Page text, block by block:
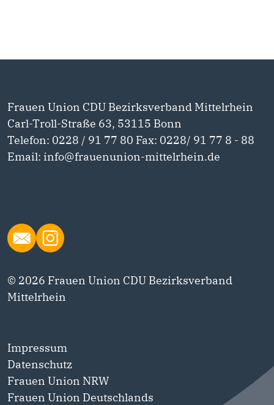
Frauen Union CDU Bezirksverband Mittelrhein
Carl-Troll-Straße 63, 53115 Bonn
Telefon: 0228 / 91 77 80 Fax: 0228/ 91 77 8 - 88
Email: info@frauenunion-mittelrhein.de
© 2026 Frauen Union CDU Bezirksverband
Mittelrhein
Impressum
Datenschutz
Frauen Union NRW
Frauen Union Deutschlands